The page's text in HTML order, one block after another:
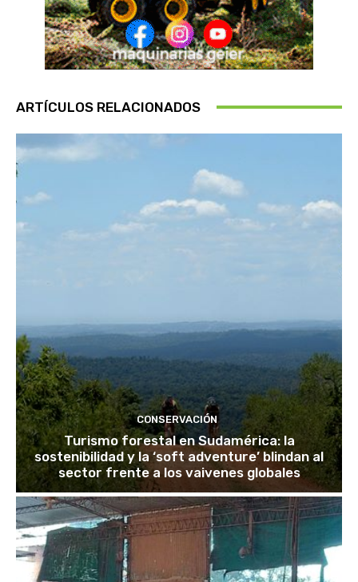
ARTÍCULOS RELACIONADOS
CONSERVACIÓN
Turismo forestal en Sudamérica: la
sostenibilidad y la ‘soft adventure’ blindan al
sector frente a los vaivenes globales